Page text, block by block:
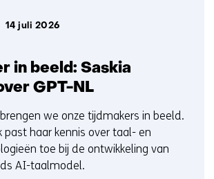
in beeld: Saskia
GPT-NL
14 juli 2026
we onze tijdmakers in beeld.
past haar kennis over taal- en
toe bij de ontwikkeling van
AI-taalmodel.